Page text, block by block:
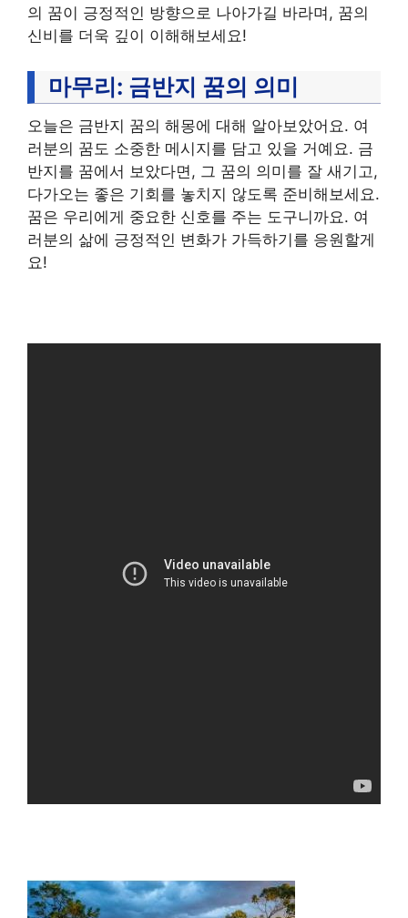
의 꿈이 긍정적인 방향으로 나아가길 바라며, 꿈의
신비를 더욱 깊이 이해해보세요!
마무리: 금반지 꿈의 의미
오늘은 금반지 꿈의 해몽에 대해 알아보았어요. 여
러분의 꿈도 소중한 메시지를 담고 있을 거예요. 금
반지를 꿈에서 보았다면, 그 꿈의 의미를 잘 새기고,
다가오는 좋은 기회를 놓치지 않도록 준비해보세요.
꿈은 우리에게 중요한 신호를 주는 도구니까요. 여
러분의 삶에 긍정적인 변화가 가득하기를 응원할게
요!